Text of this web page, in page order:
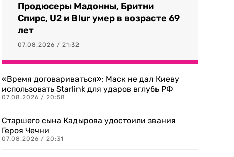
Продюсеры Мадонны, Бритни
Спирс, U2 и Blur умер в возрасте 69
лет
07.08.2026 / 21:32
«Время договариваться»: Маск не дал Киеву
использовать Starlink для ударов вглубь РФ
07.08.2026 / 20:58
Старшего сына Кадырова удостоили звания
Героя Чечни
07.08.2026 / 20:31